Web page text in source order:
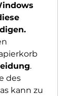
.
des
kann zu